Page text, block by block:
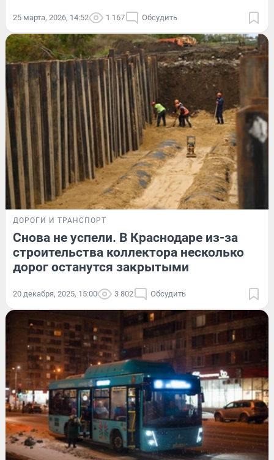
25 марта, 2026, 14:52 1 167 Обсудить
ДОРОГИ И ТРАНСПОРТ
Снова не успели. В Краснодаре из-за
строительства коллектора несколько
дорог останутся закрытыми
20 декабря, 2025, 15:00 3 802 Обсудить